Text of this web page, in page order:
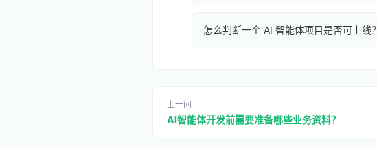
怎么判断一个 AI 智能体项目是否可上线？
上一问
AI智能体开发前需要准备哪些业务资料？